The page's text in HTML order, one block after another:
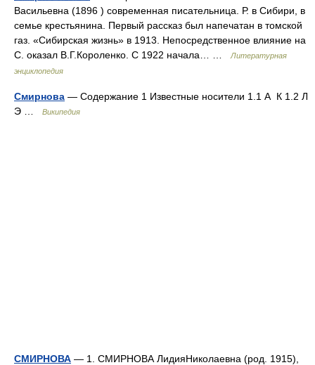
Васильевна (1896 ) современная писательница. Р. в Сибири, в
семье крестьянина. Первый рассказ был напечатан в томской
газ. «Сибирская жизнь» в 1913. Непосредственное влияние на
С. оказал В.Г.Короленко. С 1922 начала… …
Литературная
энциклопедия
Смирнова — Содержание 1 Известные носители 1.1 А К 1.2 Л
Э …
Википедия
СМИРНОВА — 1. СМИРНОВА ЛидияНиколаевна (род. 1915),